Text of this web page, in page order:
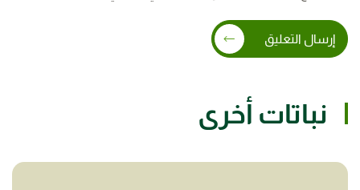
إرسال التعليق
نباتات أخرى